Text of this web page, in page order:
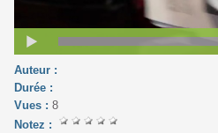
Auteur :
Durée :
Vues : 8
Notez :